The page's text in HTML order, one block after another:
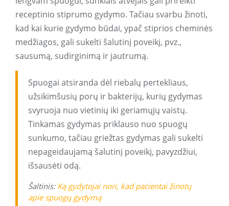
receptinio stiprumo gydymo. Tačiau svarbu žinoti,
kad kai kurie gydymo būdai, ypač stiprios cheminės
medžiagos, gali sukelti šalutinį poveikį, pvz.,
sausumą, sudirginimą ir jautrumą.
Spuogai atsiranda dėl riebalų pertekliaus,
užsikimšusių porų ir bakterijų, kurių gydymas
svyruoja nuo vietinių iki geriamųjų vaistų.
Tinkamas gydymas priklauso nuo spuogų
sunkumo, tačiau griežtas gydymas gali sukelti
nepageidaujamą šalutinį poveikį, pavyzdžiui,
išsausėti odą.
Šaltinis: Ką gydytojai nori, kad pacientai žinotų
apie spuogų gydymą